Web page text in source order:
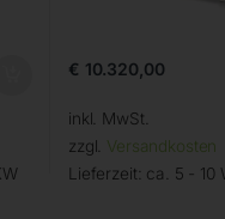
€ 10.320,00
inkl. MwSt.
zzgl. Versandkosten
Lieferzeit: ca. 5 - 10